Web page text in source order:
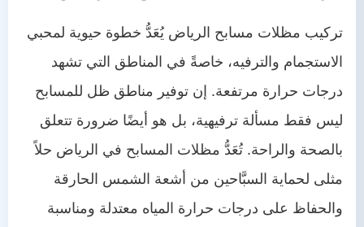
تركيب مظلات مسابح الرياض يُعَدُّ خطوة حيوية لمحبي
الاستجمام والترفيه، خاصةً في المناطق التي تشهد
درجات حرارة مرتفعة. إن توفير مناطق ظل للمسابح
ليس فقط مسألة ترفيهية، بل هو أيضًا ضرورة تتعلق
بالصحة والراحة. تُعَدُّ مظلات المسابح في الرياض حلاً
مثلى لحماية السبَّاحين من أشعة الشمس الحارقة
والحفاظ على درجات حرارة المياه معتدلة ومناسبة